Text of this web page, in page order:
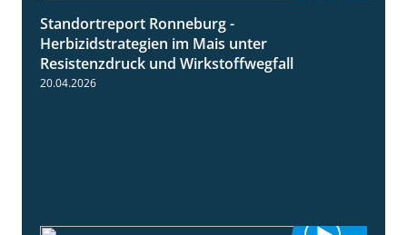
Standortreport Ronneburg -
Herbizidstrategien im Mais unter
Resistenzdruck und Wirkstoffwegfall
20.04.2026